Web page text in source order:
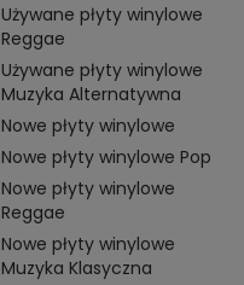
Używane płyty winylowe
Reggae
Używane płyty winylowe
Muzyka Alternatywna
Nowe płyty winylowe
Nowe płyty winylowe Pop
Nowe płyty winylowe
Reggae
Nowe płyty winylowe
Muzyka Klasyczna